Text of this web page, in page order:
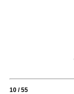
10 / 55